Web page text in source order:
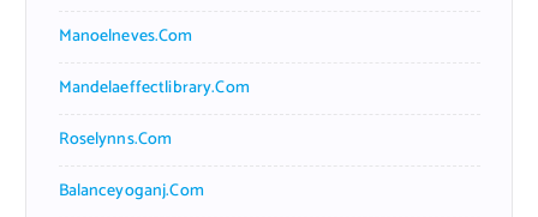
Manoelneves.com
Mandelaeffectlibrary.com
Roselynns.com
Balanceyoganj.com